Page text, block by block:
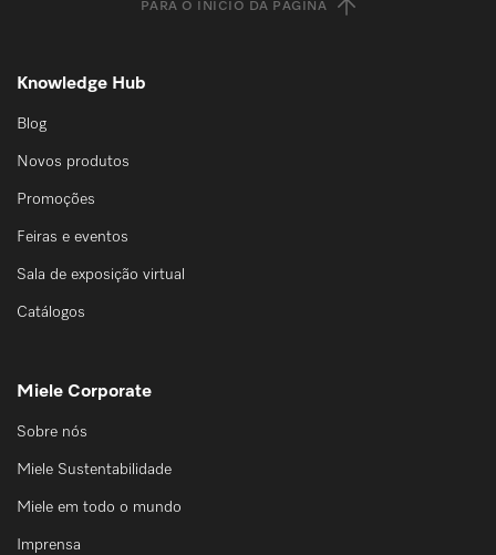
PARA O INÍCIO DA PÁGINA
Knowledge Hub
Blog
Novos produtos
Promoções
Feiras e eventos
Sala de exposição virtual
Catálogos
Miele Corporate
Sobre nós
Miele Sustentabilidade
Miele em todo o mundo
Imprensa